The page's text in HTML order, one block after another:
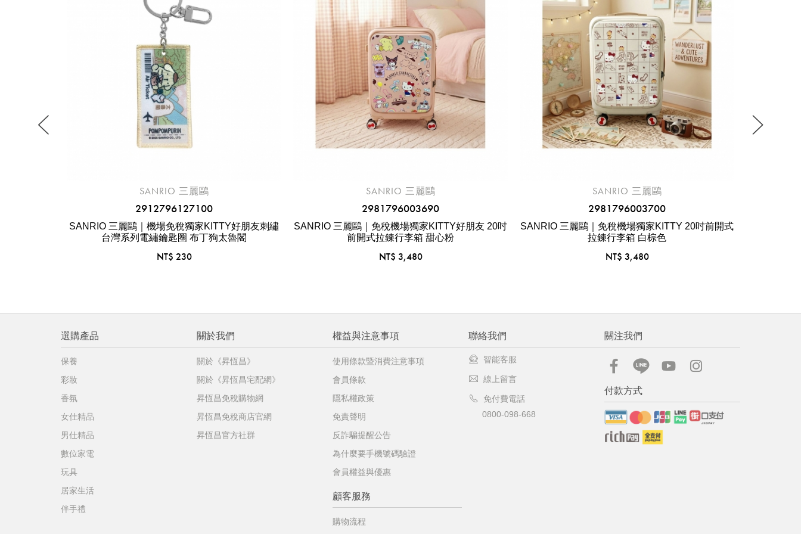
SANRIO 三麗鷗
2912796127100
SANRIO 三麗鷗｜機場免稅獨家KITTY好朋友刺繡
台灣系列電繡鑰匙圈 布丁狗太魯閣
NT$ 230
SANRIO 三麗鷗
2981796003690
SANRIO 三麗鷗｜免稅機場獨家KITTY好朋友 20吋
前開式拉鍊行李箱 甜心粉
NT$ 3,480
SANRIO 三麗鷗
2981796003700
SANRIO 三麗鷗｜免稅機場獨家KITTY 20吋前開式
拉鍊行李箱 白棕色
NT$ 3,480
選購產品
保養
彩妝
香氛
女仕精品
男仕精品
數位家電
玩具
居家生活
伴手禮
關於我們
關於《昇恆昌》
關於《昇恆昌宅配網》
昇恆昌免稅購物網
昇恆昌免稅商店官網
昇恆昌官方社群
權益與注意事項
使用條款暨消費注意事項
會員條款
隱私權政策
免責聲明
反詐騙提醒公告
為什麼要手機號碼驗證
會員權益與優惠
顧客服務
購物流程
聯絡我們
智能客服
線上留言
免付費電話
0800-098-668
關注我們
付款方式